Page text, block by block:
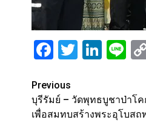
Facebook
Twitter
Post
navigation
Previous
บุรีรัมย์ – วัดพุทธบูชาป่าโ
เพื่อสมทบสร้างพระอุโบส